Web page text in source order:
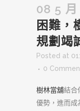
08 5 月
困難，
規劃竭
Posted at
0
樹林當舖結合
優勢，進而成